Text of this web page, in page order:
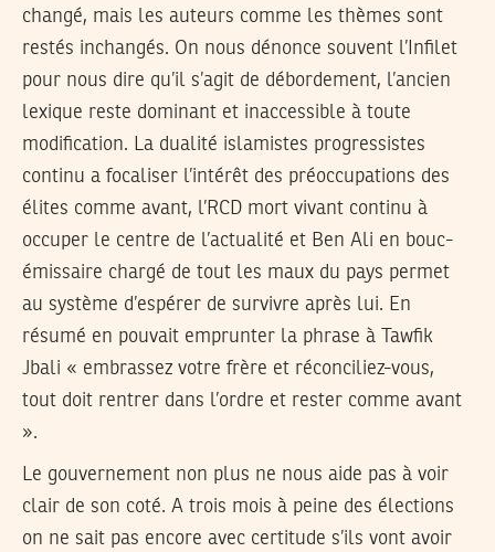
changé, mais les auteurs comme les thèmes sont
restés inchangés. On nous dénonce souvent l’Infilet
pour nous dire qu’il s’agit de débordement, l’ancien
lexique reste dominant et inaccessible à toute
modification. La dualité islamistes progressistes
continu a focaliser l’intérêt des préoccupations des
élites comme avant, l’RCD mort vivant continu à
occuper le centre de l’actualité et Ben Ali en bouc-
émissaire chargé de tout les maux du pays permet
au système d’espérer de survivre après lui. En
résumé en pouvait emprunter la phrase à Tawfik
Jbali « embrassez votre frère et réconciliez-vous,
tout doit rentrer dans l’ordre et rester comme avant
».
Le gouvernement non plus ne nous aide pas à voir
clair de son coté. A trois mois à peine des élections
on ne sait pas encore avec certitude s’ils vont avoir